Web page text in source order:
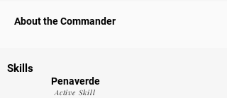
About the Commander
Skills
Penaverde
Active Skill